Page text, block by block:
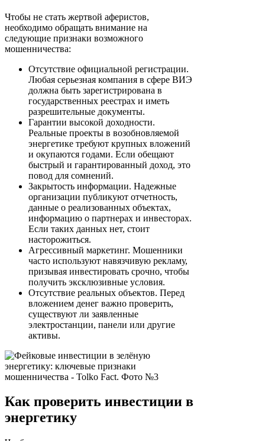
Чтобы не стать жертвой аферистов,
необходимо обращать внимание на
следующие признаки возможного
мошенничества:
Отсутствие официальной регистрации.
Любая серьезная компания в сфере ВИЭ
должна быть зарегистрирована в
государственных реестрах и иметь
разрешительные документы.
Гарантии высокой доходности.
Реальные проекты в возобновляемой
энергетике требуют крупных вложений
и окупаются годами. Если обещают
быстрый и гарантированный доход, это
повод для сомнений.
Закрытость информации. Надежные
организации публикуют отчетность,
данные о реализованных объектах,
информацию о партнерах и инвесторах.
Если таких данных нет, стоит
насторожиться.
Агрессивный маркетинг. Мошенники
часто используют навязчивую рекламу,
призывая инвестировать срочно, чтобы
получить эксклюзивные условия.
Отсутствие реальных объектов. Перед
вложением денег важно проверить,
существуют ли заявленные
электростанции, панели или другие
активы.
Как проверить инвестиции в
энергетику